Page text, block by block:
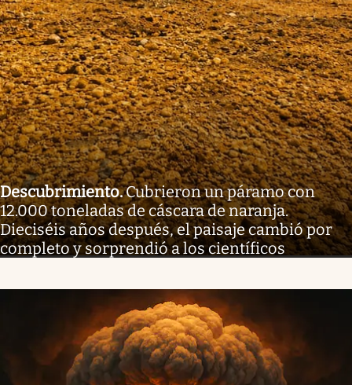
Descubrimiento.Cubrieron un páramo con
12.000 toneladas de cáscara de naranja.
Dieciséis años después, el paisaje cambió por
completo y sorprendió a los científicos